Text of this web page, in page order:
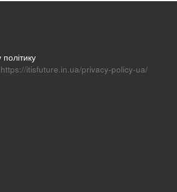
https://itisfuture.in.ua/privacy-policy-ua/